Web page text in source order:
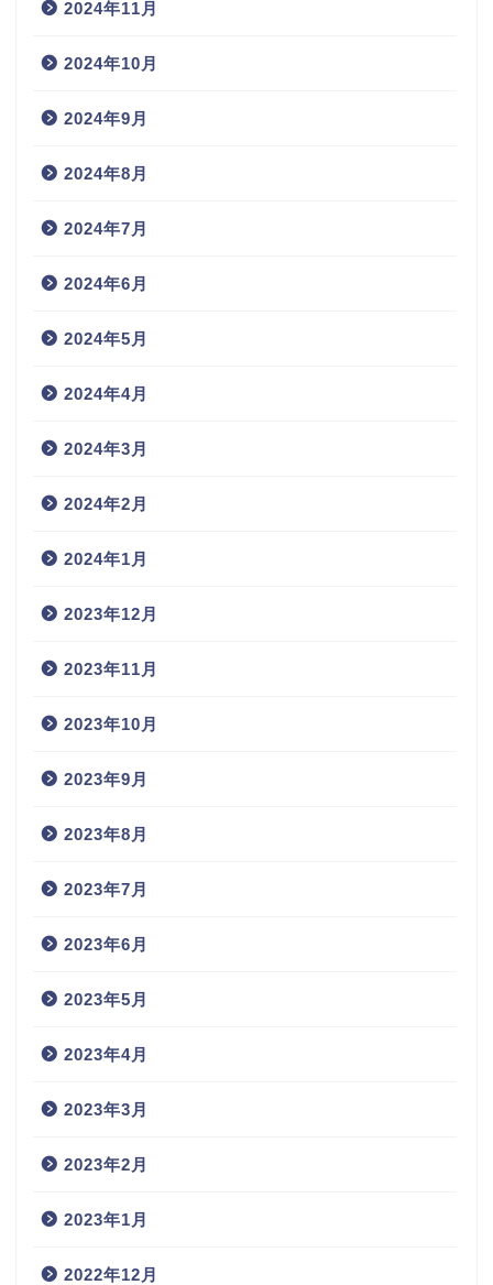
2024年11月
2024年10月
2024年9月
2024年8月
2024年7月
2024年6月
2024年5月
2024年4月
2024年3月
2024年2月
2024年1月
2023年12月
2023年11月
2023年10月
2023年9月
2023年8月
2023年7月
2023年6月
2023年5月
2023年4月
2023年3月
2023年2月
2023年1月
2022年12月